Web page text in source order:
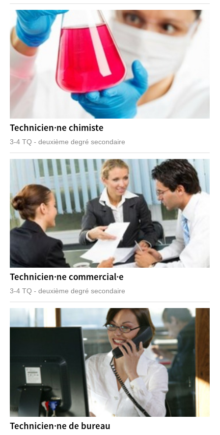
Technicien·ne chimiste
3-4 TQ - deuxième degré secondaire
Technicien·ne commercial·e
3-4 TQ - deuxième degré secondaire
Technicien·ne de bureau